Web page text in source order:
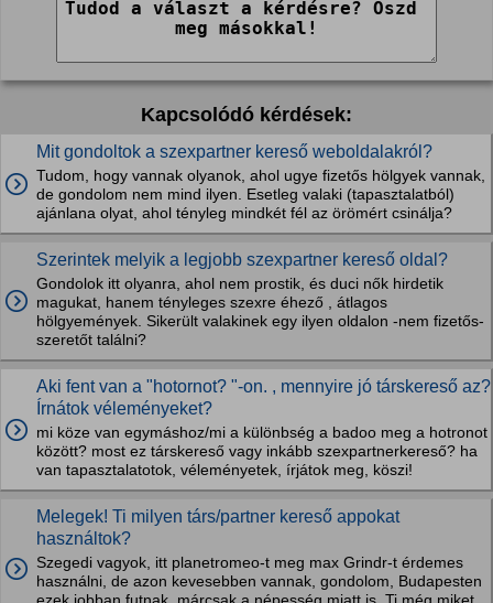
Kapcsolódó kérdések:
Mit gondoltok a szexpartner kereső weboldalakról?
Tudom, hogy vannak olyanok, ahol ugye fizetős hölgyek vannak,
de gondolom nem mind ilyen. Esetleg valaki (tapasztalatból)
ajánlana olyat, ahol tényleg mindkét fél az örömért csinálja?
Szerintek melyik a legjobb szexpartner kereső oldal?
Gondolok itt olyanra, ahol nem prostik, és duci nők hirdetik
magukat, hanem tényleges szexre éhező , átlagos
hölgyemények. Sikerült valakinek egy ilyen oldalon -nem fizetős-
szeretőt találni?
Aki fent van a "hotornot? "-on. , mennyire jó társkereső az?
Írnátok véleményeket?
mi köze van egymáshoz/mi a különbség a badoo meg a hotronot
között? most ez társkereső vagy inkább szexpartnerkereső? ha
van tapasztalatotok, véleményetek, írjátok meg, köszi!
Melegek! Ti milyen társ/partner kereső appokat
használtok?
Szegedi vagyok, itt planetromeo-t meg max Grindr-t érdemes
használni, de azon kevesebben vannak, gondolom, Budapesten